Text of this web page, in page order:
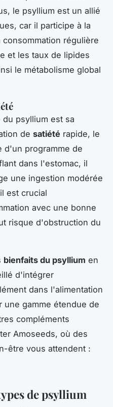
le psyllium est un allié
car il participe à la
consommation régulière
et les taux de lipides
le métabolisme global
du psyllium est sa
de satiété rapide, le
d'un programme de
dans l'estomac, il
une ingestion modérée
est crucial
avec une bonne
risque d'obstruction du
bienfaits du psyllium en
d'intégrer
dans l'alimentation
une gamme étendue de
compléments
Amoseeds, où des
être vous attendent :
de psyllium